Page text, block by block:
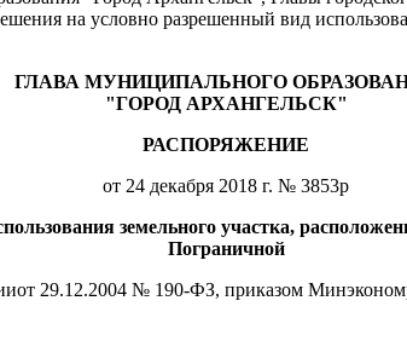
на условно разрешенный вид
ГЛАВА МУНИЦИПАЛЬНОГО
"ГОРОД АРХАНГЕЛЬСК"
РАСПОРЯЖЕНИЕ
от 24 декабря 2018 г. № 3853р
земельного участка,
Пограничной
29.12.2004 № 190-ФЗ, приказом